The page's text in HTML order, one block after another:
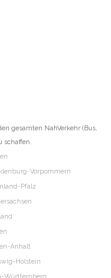
gesamten NahVerkehr (Bus,
schaffen.
Vorpommern
Pfalz
Anhalt
Holstein